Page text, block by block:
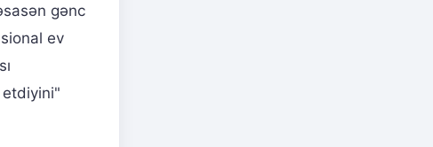
gənc
ev
etdiyini"